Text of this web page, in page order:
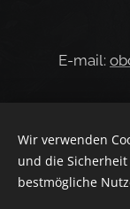
E-mail:
Wir verwenden
und die
bestmögliche